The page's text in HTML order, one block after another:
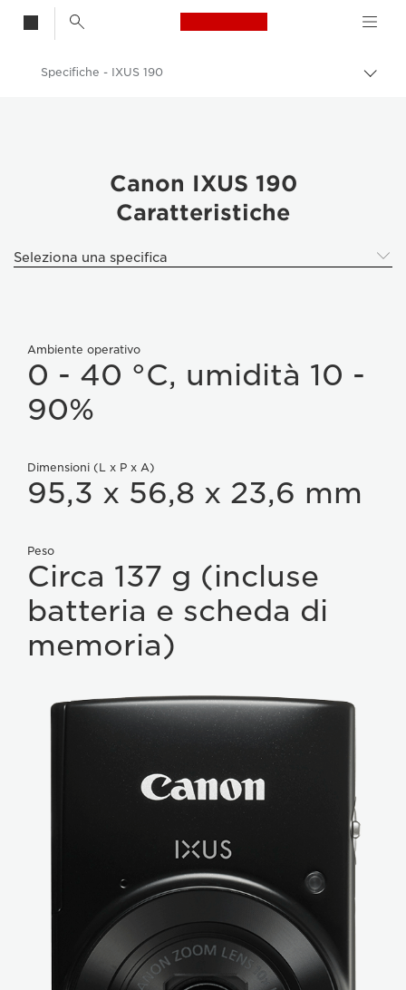
Canon Logo, back
Specifiche - IXUS 190
Canon IXUS 190
Caratteristiche
Seleziona una specifica
Ambiente operativo
0 - 40 °C, umidità 10 -
90%
Dimensioni (L x P x A)
95,3 x 56,8 x 23,6 mm
Peso
Circa 137 g (incluse
batteria e scheda di
memoria)